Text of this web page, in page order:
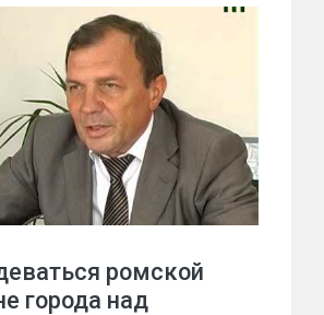
ромской
города над